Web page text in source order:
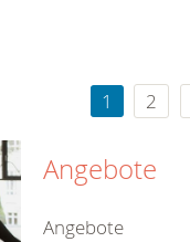
rund um die Uhr
1
2
Angebote
Angebote